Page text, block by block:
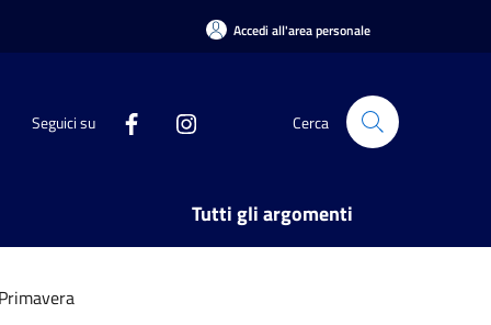
Accedi all'area personale
Seguici su Cerca
Tutti gli argomenti